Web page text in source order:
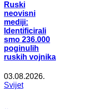
Ruski
neovisni
mediji:
Identificirali
smo 236.000
poginulih
ruskih vojnika
03.08.2026.
Svijet